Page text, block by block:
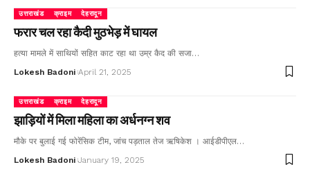
उत्तराखंड क्राइम देहरादून
फरार चल रहा कैदी मुठभेड़ में घायल
हत्या मामले में साथियों सहित काट रहा था उम्र कैद की सजा…
Lokesh Badoni April 21, 2025
उत्तराखंड क्राइम देहरादून
झाड़ियों में मिला महिला का अर्धनग्न शव
मौके पर बुलाई गई फोरेंसिक टीम, जांच पड़ताल तेज ऋषिकेश । आईडीपीएल…
Lokesh Badoni January 19, 2025